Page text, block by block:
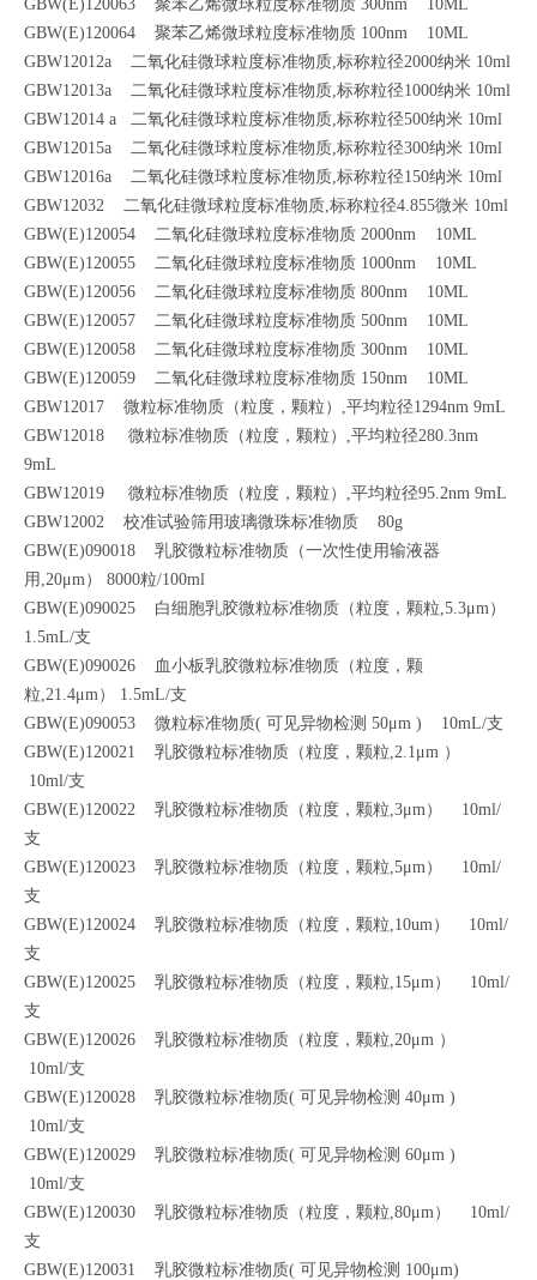
GBW(E)120063 聚苯乙烯微球粒度标准物质 300nm 10ML
GBW(E)120064 聚苯乙烯微球粒度标准物质 100nm 10ML
GBW12012a 二氧化硅微球粒度标准物质,标称粒径2000纳米 10ml
GBW12013a 二氧化硅微球粒度标准物质,标称粒径1000纳米 10ml
GBW12014 a 二氧化硅微球粒度标准物质,标称粒径500纳米 10ml
GBW12015a 二氧化硅微球粒度标准物质,标称粒径300纳米 10ml
GBW12016a 二氧化硅微球粒度标准物质,标称粒径150纳米 10ml
GBW12032 二氧化硅微球粒度标准物质,标称粒径4.855微米 10ml
GBW(E)120054 二氧化硅微球粒度标准物质 2000nm 10ML
GBW(E)120055 二氧化硅微球粒度标准物质 1000nm 10ML
GBW(E)120056 二氧化硅微球粒度标准物质 800nm 10ML
GBW(E)120057 二氧化硅微球粒度标准物质 500nm 10ML
GBW(E)120058 二氧化硅微球粒度标准物质 300nm 10ML
GBW(E)120059 二氧化硅微球粒度标准物质 150nm 10ML
GBW12017 微粒标准物质（粒度，颗粒）,平均粒径1294nm 9mL
GBW12018 微粒标准物质（粒度，颗粒）,平均粒径280.3nm
9mL
GBW12019 微粒标准物质（粒度，颗粒）,平均粒径95.2nm 9mL
GBW12002 校准试验筛用玻璃微珠标准物质 80g
GBW(E)090018 乳胶微粒标准物质（一次性使用输液器
用,20μm） 8000粒/100ml
GBW(E)090025 白细胞乳胶微粒标准物质（粒度，颗粒,5.3μm）
1.5mL/支
GBW(E)090026 血小板乳胶微粒标准物质（粒度，颗
粒,21.4μm） 1.5mL/支
GBW(E)090053 微粒标准物质( 可见异物检测 50μm ) 10mL/支
GBW(E)120021 乳胶微粒标准物质（粒度，颗粒,2.1μm ）
10ml/支
GBW(E)120022 乳胶微粒标准物质（粒度，颗粒,3μm） 10ml/
支
GBW(E)120023 乳胶微粒标准物质（粒度，颗粒,5μm） 10ml/
支
GBW(E)120024 乳胶微粒标准物质（粒度，颗粒,10um） 10ml/
支
GBW(E)120025 乳胶微粒标准物质（粒度，颗粒,15μm） 10ml/
支
GBW(E)120026 乳胶微粒标准物质（粒度，颗粒,20μm ）
10ml/支
GBW(E)120028 乳胶微粒标准物质( 可见异物检测 40μm )
10ml/支
GBW(E)120029 乳胶微粒标准物质( 可见异物检测 60μm )
10ml/支
GBW(E)120030 乳胶微粒标准物质（粒度，颗粒,80μm） 10ml/
支
GBW(E)120031 乳胶微粒标准物质( 可见异物检测 100μm)